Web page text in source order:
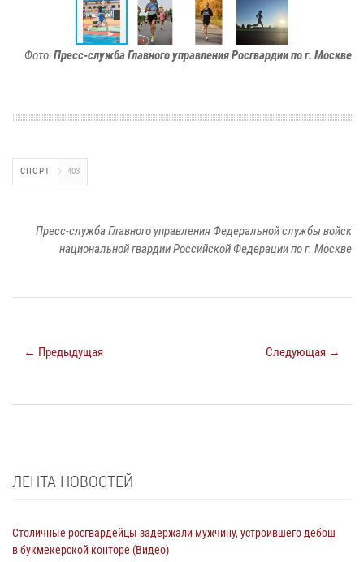
Фото:Пресс-служба Главного управления Росгвардии по г. Москве
СПОРТ 403
Пресс-служба Главного управления Федеральной службы войск
национальной гвардии Российской Федерации по г. Москве
← Предыдущая Следующая →
ЛЕНТА НОВОСТЕЙ
Столичные росгвардейцы задержали мужчину, устроившего дебош
в букмекерской конторе (Видео)